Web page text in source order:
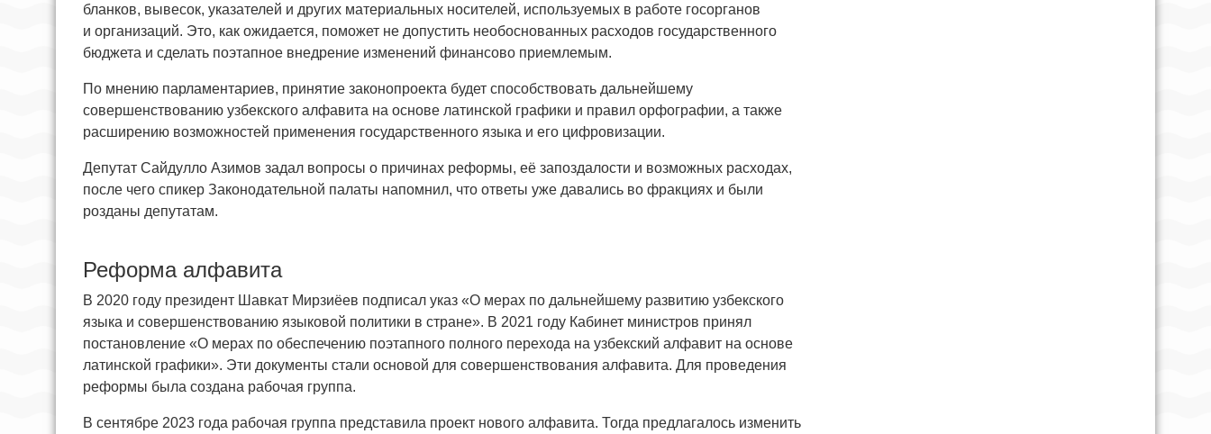
бланков, вывесок, указателей и других материальных носителей, используемых в работе госорганов
и организаций. Это, как ожидается, поможет не допустить необоснованных расходов государственного
бюджета и сделать поэтапное внедрение изменений финансово приемлемым.
По мнению парламентариев, принятие законопроекта будет способствовать дальнейшему
совершенствованию узбекского алфавита на основе латинской графики и правил орфографии, а также
расширению возможностей применения государственного языка и его цифровизации.
Депутат Сайдулло Азимов задал вопросы о причинах реформы, её запоздалости и возможных расходах,
после чего спикер Законодательной палаты напомнил, что ответы уже давались во фракциях и были
розданы депутатам.
Реформа алфавита
В 2020 году президент Шавкат Мирзиёев подписал указ «О мерах по дальнейшему развитию узбекского
языка и совершенствованию языковой политики в стране». В 2021 году Кабинет министров принял
постановление «О мерах по обеспечению поэтапного полного перехода на узбекский алфавит на основе
латинской графики». Эти документы стали основой для совершенствования алфавита. Для проведения
реформы была создана рабочая группа.
В сентябре 2023 года рабочая группа представила проект нового алфавита. Тогда предлагалось изменить